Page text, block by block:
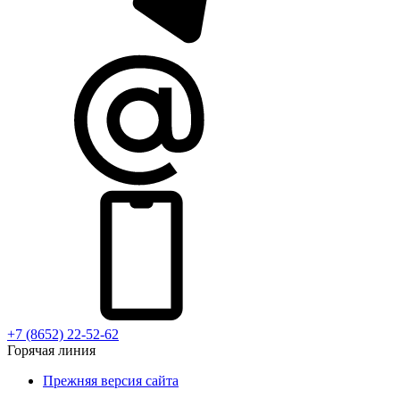
+7 (8652) 22-52-62
Горячая линия
Прежняя версия сайта